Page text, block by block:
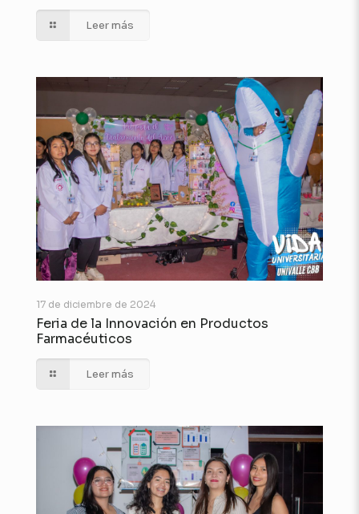
Leer más
17 de diciembre de 2024
Feria de la Innovación en Productos
Farmacéuticos
Leer más